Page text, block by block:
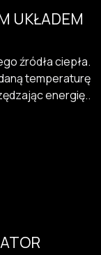
UKŁADEM
źródła ciepła.
temperaturę
energię..